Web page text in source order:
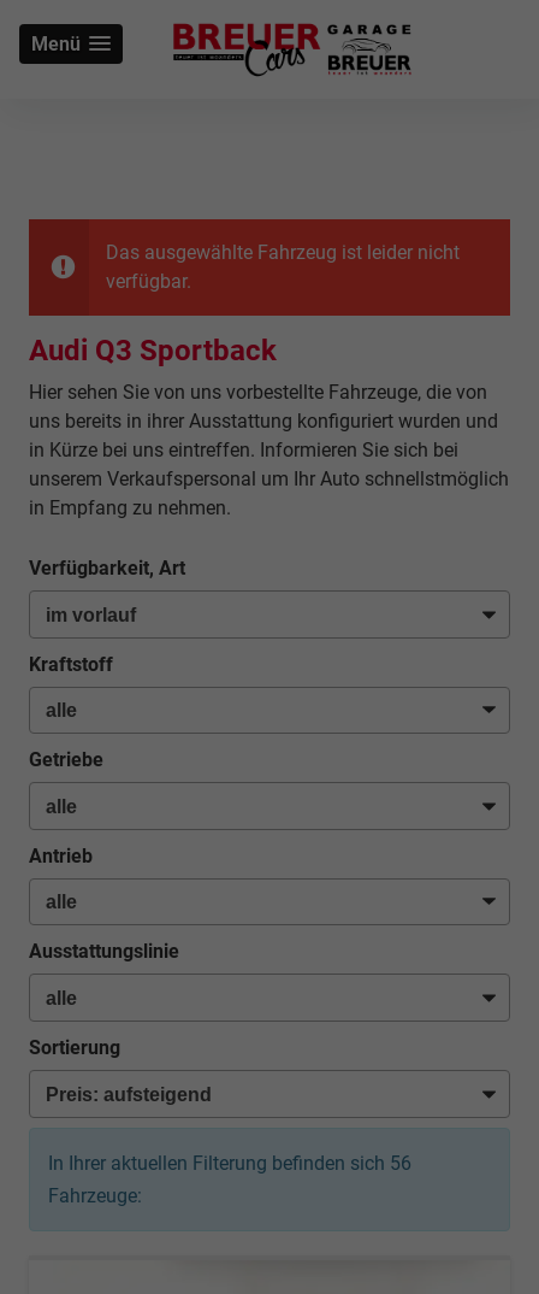
Menü
Das ausgewählte Fahrzeug ist leider nicht
verfügbar.
Audi Q3 Sportback
Hier sehen Sie von uns vorbestellte Fahrzeuge, die von
uns bereits in ihrer Ausstattung konfiguriert wurden und
in Kürze bei uns eintreffen. Informieren Sie sich bei
unserem Verkaufspersonal um Ihr Auto schnellstmöglich
in Empfang zu nehmen.
Verfügbarkeit, Art
Kraftstoff
Getriebe
Antrieb
Ausstattungslinie
Sortierung
In Ihrer aktuellen Filterung befinden sich 56
Fahrzeuge: